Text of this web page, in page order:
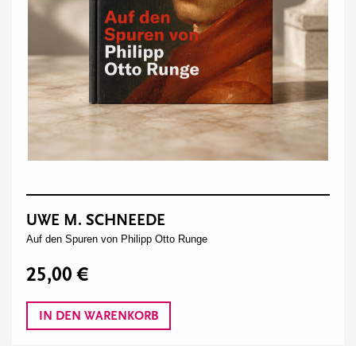
UWE M. SCHNEEDE
Auf den Spuren von Philipp Otto Runge
25,00 €
IN DEN WARENKORB